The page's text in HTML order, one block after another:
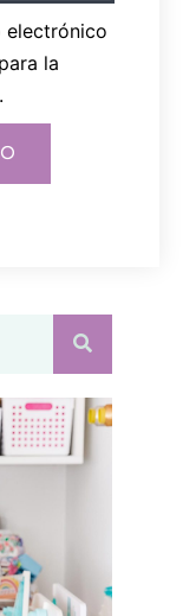
electrónico
la